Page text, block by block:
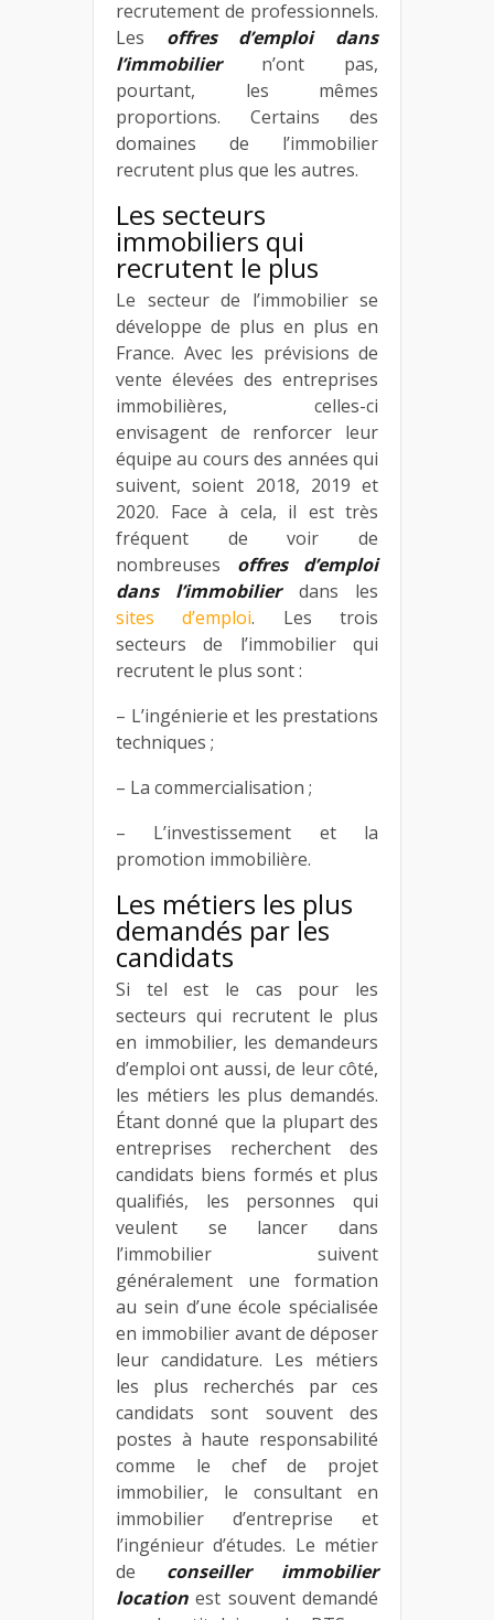
recrutement de professionnels.
Les offres d’emploi dans
l’immobiliern’ont pas,
pourtant, les mêmes
proportions. Certains des
domaines de l’immobilier
recrutent plus que les autres.
Les secteurs
immobiliers qui
recrutent le plus
Le secteur de l’immobilier se
développe de plus en plus en
France. Avec les prévisions de
vente élevées des entreprises
immobilières, celles-ci
envisagent de renforcer leur
équipe au cours des années qui
suivent, soient 2018, 2019 et
2020. Face à cela, il est très
fréquent de voir de
nombreuses offres d’emploi
dans l’immobilierdans les
sites d’emploi. Les trois
secteurs de l’immobilier qui
recrutent le plus sont :
– L’ingénierie et les prestations
techniques ;
– La commercialisation ;
– L’investissement et la
promotion immobilière.
Les métiers les plus
demandés par les
candidats
Si tel est le cas pour les
secteurs qui recrutent le plus
en immobilier, les demandeurs
d’emploi ont aussi, de leur côté,
les métiers les plus demandés.
Étant donné que la plupart des
entreprises recherchent des
candidats biens formés et plus
qualifiés, les personnes qui
veulent se lancer dans
l’immobilier suivent
généralement une formation
au sein d’une école spécialisée
en immobilier avant de déposer
leur candidature. Les métiers
les plus recherchés par ces
candidats sont souvent des
postes à haute responsabilité
comme le chef de projet
immobilier, le consultant en
immobilier d’entreprise et
l’ingénieur d’études. Le métier
de conseiller immobilier
location est souvent demandé